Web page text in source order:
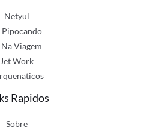
Netyul
Pipocando
Na Viagem
Jet Work
Rapidos
Sobre